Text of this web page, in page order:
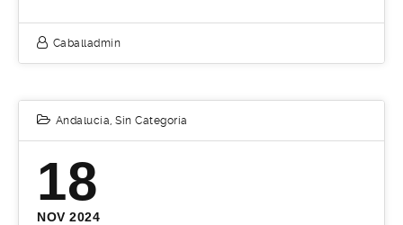
Caballadmin
Andalucía, Sin Categoría
18
NOV 2024